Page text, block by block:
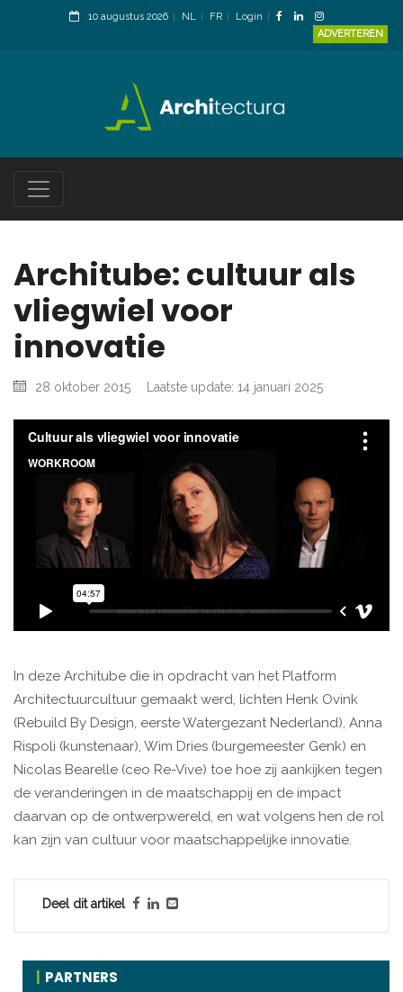
10 augustus 2026 NL FR
Login
ADVERTEREN
Architube: cultuur als
vliegwiel voor
innovatie
28 oktober 2015 Laatste update: 14 januari 2025
In deze Architube die in opdracht van het Platform
Architectuurcultuur gemaakt werd, lichten Henk Ovink
(Rebuild By Design, eerste Watergezant Nederland), Anna
Rispoli (kunstenaar), Wim Dries (burgemeester Genk) en
Nicolas Bearelle (ceo Re-Vive) toe hoe zij aankijken tegen
de veranderingen in de maatschappij en de impact
daarvan op de ontwerpwereld, en wat volgens hen de rol
kan zijn van cultuur voor maatschappelijke innovatie.
Deel dit artikel
PARTNERS